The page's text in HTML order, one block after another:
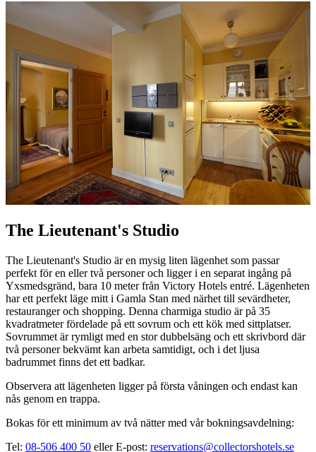
The Lieutenant's Studio
The Lieutenant's Studio är en mysig liten lägenhet som passar
perfekt för en eller två personer och ligger i en separat ingång på
Yxsmedsgränd, bara 10 meter från Victory Hotels entré. Lägenheten
har ett perfekt läge mitt i Gamla Stan med närhet till sevärdheter,
restauranger och shopping. Denna charmiga studio är på 35
kvadratmeter fördelade på ett sovrum och ett kök med sittplatser.
Sovrummet är rymligt med en stor dubbelsäng och ett skrivbord där
två personer bekvämt kan arbeta samtidigt, och i det ljusa
badrummet finns det ett badkar.
Observera att lägenheten ligger på första våningen och endast kan
nås genom en trappa.
Bokas för ett minimum av två nätter med vår bokningsavdelning:
Tel: 08-506 400 50 eller E-post: reservations@collectorshotels.se